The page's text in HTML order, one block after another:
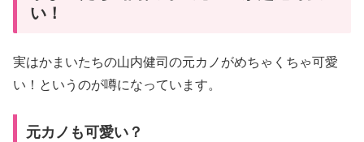
い！
実はかまいたちの山内健司の元カノがめちゃくちゃ可愛
い！というのが噂になっています。
元カノも可愛い？